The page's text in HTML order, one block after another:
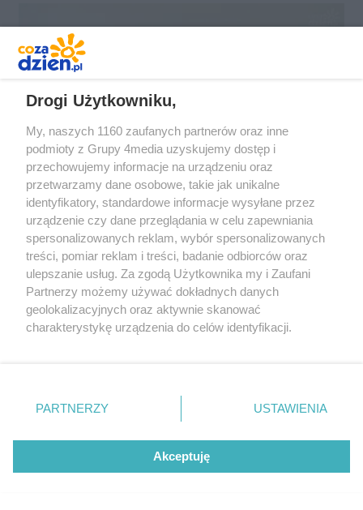
Konferencja prasowa zapowiadająca
Beach Ball Radom 2026 (zdjęcia)
Liczba
Data dodania galerii:
05.08.2026
Święto Żelaza i Stali w Chlewiskach
(zdjęcia)
Liczba
51
Drogi Użytkowniku,
My, naszych 1160 zaufanych partnerów oraz inne
podmioty z Grupy 4media uzyskujemy dostęp i
przechowujemy informacje na urządzeniu oraz
przetwarzamy dane osobowe, takie jak unikalne
identyfikatory, standardowe informacje wysyłane przez
urządzenie czy dane przeglądania w celu zapewniania
spersonalizowanych reklam, wybór spersonalizowanych
treści, pomiar reklam i treści, badanie odbiorców oraz
ulepszanie usług. Za zgodą Użytkownika my i Zaufani
Partnerzy możemy używać dokładnych danych
geolokalizacyjnych oraz aktywnie skanować
charakterystykę urządzenia do celów identyfikacji.
zmienić/wycofać klikając przycisk ustawień prywatności
znajdujący się w lewym dolnym rogu strony
. Niektóre
użytkownika, ale masz prawo sprzeciwić się takiemu
przetwarzaniu. Preferencje będą miały zastosowania tylko
PARTNERZY USTAWIENIA
Akceptuję